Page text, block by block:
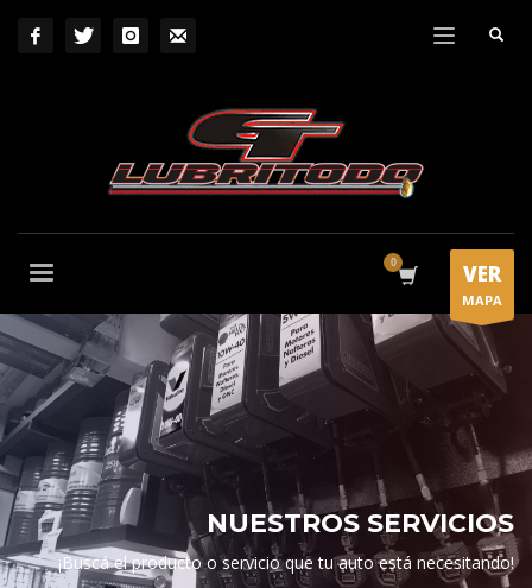
VER
MAPA
NUESTROS SERVICIOS
¡Buscá el producto o servicio que tu auto está necesitando!